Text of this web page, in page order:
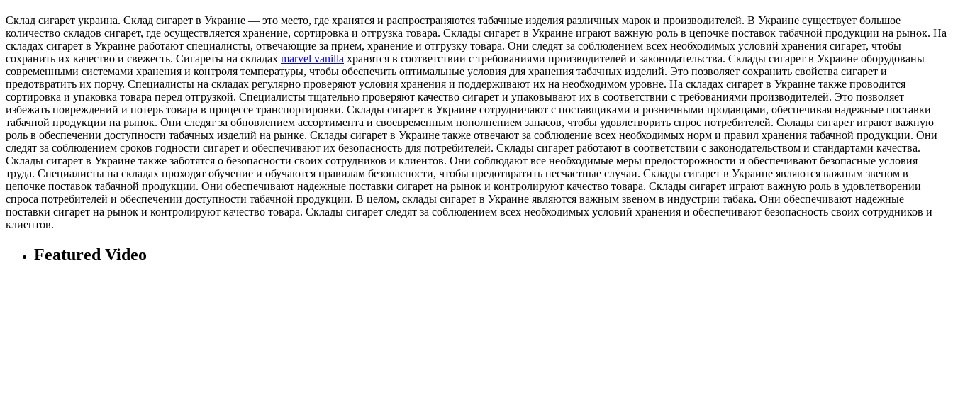
Склaд сигaрeт укрaинa. Склaд сигарет в Украине — это место, где хранятся и распространяются табачные изделия различных марок и производителей. В Украине существует большое
количество складов сигарет, где осуществляется хранение, сортировка и отгрузка товара. Склады сигарет в Украине играют важную роль в цепочке поставок табачной продукции на рынок. На
складах сигарет в Украине работают специалисты, отвечающие за прием, хранение и отгрузку товара. Они следят за соблюдением всех необходимых условий хранения сигарет, чтобы
сохранить их качество и свежесть. Сигареты на складах marvel vanilla хранятся в соответствии с требованиями производителей и законодательства. Склады сигарет в Украине оборудованы
современными системами хранения и контроля температуры, чтобы обеспечить оптимальные условия для хранения табачных изделий. Это позволяет сохранить свойства сигарет и
предотвратить их порчу. Специалисты на складах регулярно проверяют условия хранения и поддерживают их на необходимом уровне. На складах сигарет в Украине также проводится
сортировка и упаковка товара перед отгрузкой. Специалисты тщательно проверяют качество сигарет и упаковывают их в соответствии с требованиями производителей. Это позволяет
избежать повреждений и потерь товара в процессе транспортировки. Склады сигарет в Украине сотрудничают с поставщиками и розничными продавцами, обеспечивая надежные поставки
табачной продукции на рынок. Они следят за обновлением ассортимента и своевременным пополнением запасов, чтобы удовлетворить спрос потребителей. Склады сигарет играют важную
роль в обеспечении доступности табачных изделий на рынке. Склады сигарет в Украине также отвечают за соблюдение всех необходимых норм и правил хранения табачной продукции. Они
следят за соблюдением сроков годности сигарет и обеспечивают их безопасность для потребителей. Склады сигарет работают в соответствии с законодательством и стандартами качества.
Склады сигарет в Украине также заботятся о безопасности своих сотрудников и клиентов. Они соблюдают все необходимые меры предосторожности и обеспечивают безопасные условия
труда. Специалисты на складах проходят обучение и обучаются правилам безопасности, чтобы предотвратить несчастные случаи. Склады сигарет в Украине являются важным звеном в
цепочке поставок табачной продукции. Они обеспечивают надежные поставки сигарет на рынок и контролируют качество товара. Склады сигарет играют важную роль в удовлетворении
спроса потребителей и обеспечении доступности табачной продукции. В целом, склады сигарет в Украине являются важным звеном в индустрии табака. Они обеспечивают надежные
поставки сигарет на рынок и контролируют качество товара. Склады сигарет следят за соблюдением всех необходимых условий хранения и обеспечивают безопасность своих сотрудников и
клиентов.
Featured Video